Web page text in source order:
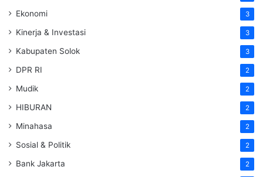
Ekonomi 3
Kinerja & Investasi 3
Kabupaten Solok 3
DPR RI 2
Mudik 2
HIBURAN 2
Minahasa 2
Sosial & Politik 2
Bank Jakarta 2